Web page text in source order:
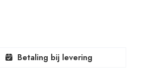
Betaling bij levering